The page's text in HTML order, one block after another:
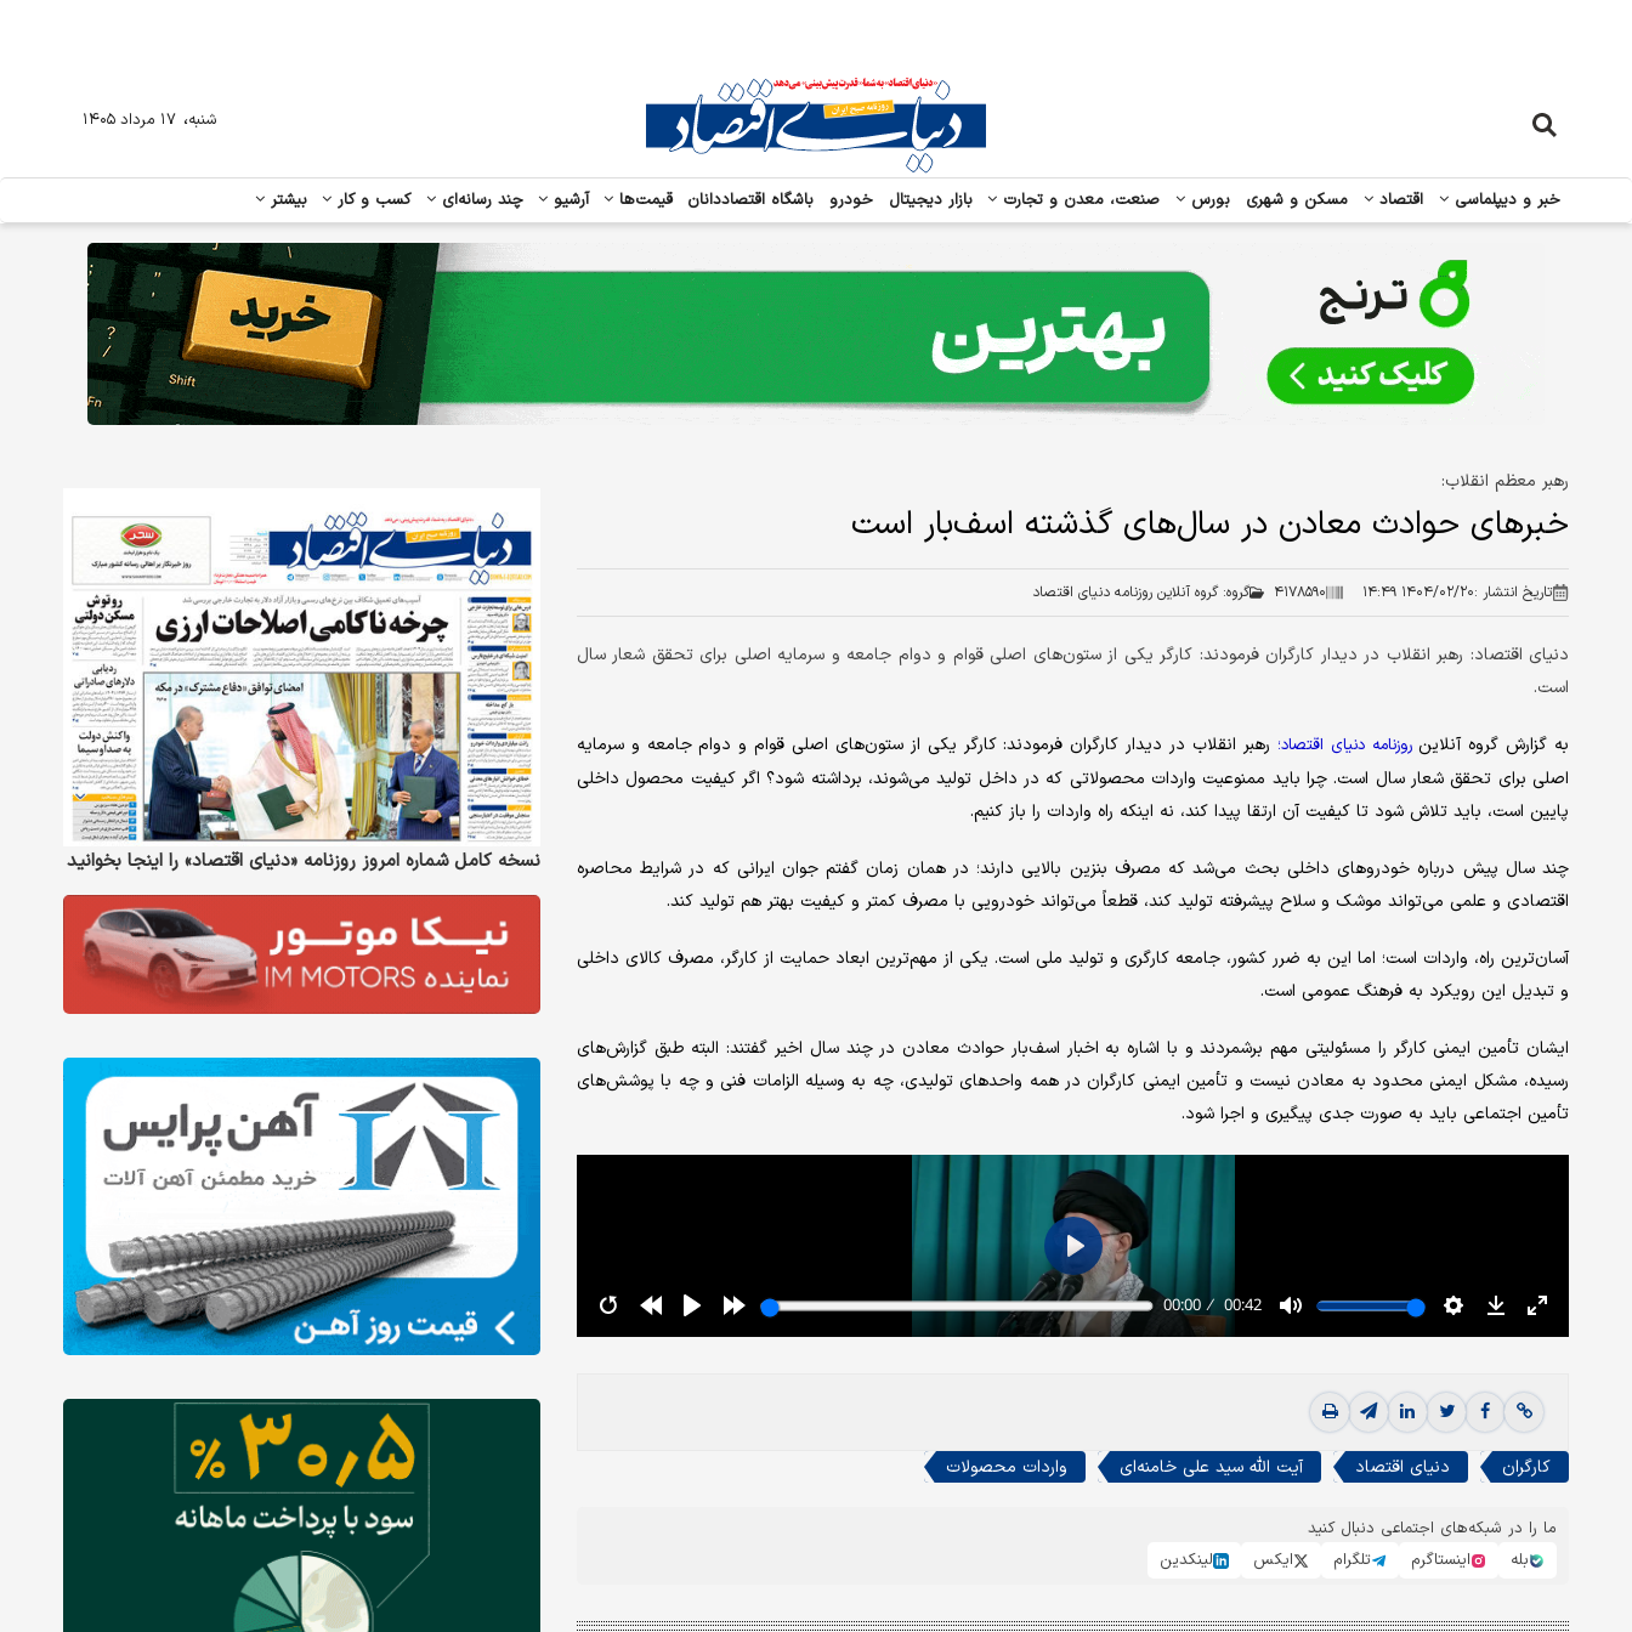
خبر و دیپلماسی اقتصاد مسکن و شهری بورس صنعت، معدن و تجارت بازار دیجیتال خودرو باشگاه اقتصاددانان قیمت‌ها آرشیو چند رسانه‌ای کسب و کار بیشتر
شنبه، ۱۷ مرداد ۱۴۰۵
رهبر معظم انقلاب:
خبرهای حوادث معادن در سال‌های گذشته اسف‌بار است
تاریخ انتشار :۱۴۰۴/۰۲/۲۰ ۱۴:۴۹ ۴۱۷۸۵۹۰ گروه: گروه آنلاین روزنامه دنیای اقتصاد
دنیای اقتصاد: رهبر انقلاب در دیدار کارگران فرمودند: کارگر یکی از ستون‌های اصلی قوام و دوام جامعه و سرمایه اصلی برای تحقق شعار سال
است.
به گزارش گروه آنلاینروزنامه دنیای اقتصاد؛ رهبر انقلاب در دیدار کارگران فرمودند: کارگر یکی از ستون‌های اصلی قوام و دوام جامعه و سرمایه
اصلی برای تحقق شعار سال است. چرا باید ممنوعیت واردات محصولاتی که در داخل تولید می‌شوند، برداشته شود؟ اگر کیفیت محصول داخلی
پایین است، باید تلاش شود تا کیفیت آن ارتقا پیدا کند، نه اینکه راه واردات را باز کنیم.
چند سال پیش درباره خودروهای داخلی بحث می‌شد که مصرف بنزین بالایی دارند؛ در همان زمان گفتم جوان ایرانی که در شرایط محاصره
اقتصادی و علمی می‌تواند موشک و سلاح پیشرفته تولید کند، قطعاً می‌تواند خودرویی با مصرف کمتر و کیفیت بهتر هم تولید کند.
آسان‌ترین راه، واردات است؛ اما این به ضرر کشور، جامعه کارگری و تولید ملی است. یکی از مهم‌ترین ابعاد حمایت از کارگر، مصرف کالای داخلی
و تبدیل این رویکرد به فرهنگ عمومی است.
ایشان تأمین ایمنی کارگر را مسئولیتی مهم برشمردند و با اشاره به اخبار اسف‌بار حوادث معادن در چند سال اخیر گفتند: البته طبق گزارش‌های
رسیده، مشکل ایمنی محدود به معادن نیست و تأمین ایمنی کارگران در همه واحدهای تولیدی، چه به وسیله الزامات فنی و چه با پوشش‌های
تأمین اجتماعی باید به صورت جدی پیگیری و اجرا شود.
کارگران دنیای اقتصاد آیت الله سید علی خامنه‌ای واردات محصولات
ما را در شبکه‌های اجتماعی دنبال کنید
بله
اینستاگرم تلگرام ایکس لینکدین
نسخه کامل شماره امروز روزنامه «دنیای‌ اقتصاد» را اینجا بخوانید